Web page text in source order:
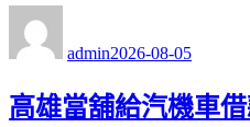
admin佈
期:
2026-08-05
高雄當舖給汽機車